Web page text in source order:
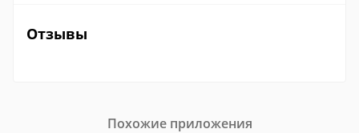
Отзывы
Похожие приложения